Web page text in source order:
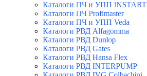
Каталоги ПЧ и УПП INSTART
Каталоги ПЧ Profimaster
Каталоги ПЧ и УПП Veda
Каталоги РВД Alfagomma
Каталоги РВД Dunlop
Каталоги РВД Gates
Каталоги РВД Hansa Flex
Каталоги РВД INTERPUMP